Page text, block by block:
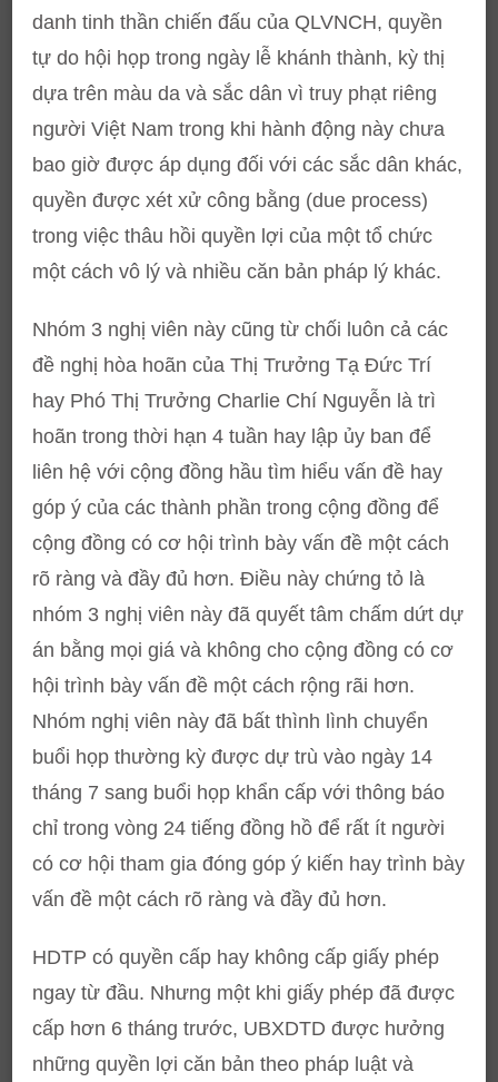
danh tinh thần chiến đấu của QLVNCH, quyền
tự do hội họp trong ngày lễ khánh thành, kỳ thị
dựa trên màu da và sắc dân vì truy phạt riêng
người Việt Nam trong khi hành động này chưa
bao giờ được áp dụng đối với các sắc dân khác,
quyền được xét xử công bằng (due process)
trong việc thâu hồi quyền lợi của một tổ chức
một cách vô lý và nhiều căn bản pháp lý khác.
Nhóm 3 nghị viên này cũng từ chối luôn cả các
đề nghị hòa hoãn của Thị Trưởng Tạ Đức Trí
hay Phó Thị Trưởng Charlie Chí Nguyễn là trì
hoãn trong thời hạn 4 tuần hay lập ủy ban để
liên hệ với cộng đồng hầu tìm hiểu vấn đề hay
góp ý của các thành phần trong cộng đồng để
cộng đồng có cơ hội trình bày vấn đề một cách
rõ ràng và đầy đủ hơn. Điều này chứng tỏ là
nhóm 3 nghị viên này đã quyết tâm chấm dứt dự
án bằng mọi giá và không cho cộng đồng có cơ
hội trình bày vấn đề một cách rộng rãi hơn.
Nhóm nghị viên này đã bất thình lình chuyển
buổi họp thường kỳ được dự trù vào ngày 14
tháng 7 sang buổi họp khẩn cấp với thông báo
chỉ trong vòng 24 tiếng đồng hồ để rất ít người
có cơ hội tham gia đóng góp ý kiến hay trình bày
vấn đề một cách rõ ràng và đầy đủ hơn.
HDTP có quyền cấp hay không cấp giấy phép
ngay từ đầu. Nhưng một khi giấy phép đã được
cấp hơn 6 tháng trước, UBXDTD được hưởng
những quyền lợi căn bản theo pháp luật và